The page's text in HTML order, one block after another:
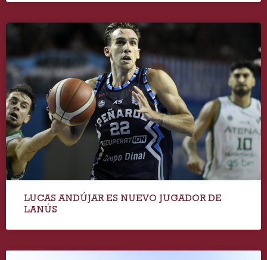
LUCAS ANDÚJAR ES NUEVO JUGADOR DE
LANÚS